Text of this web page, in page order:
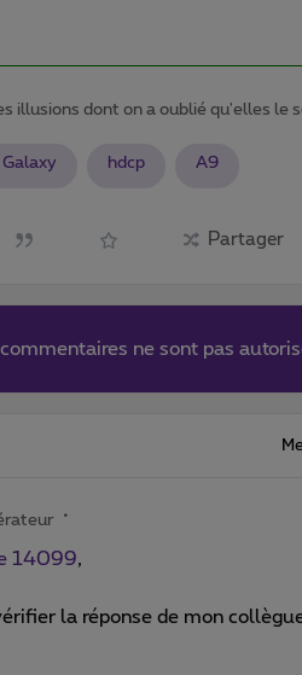
illusions dont on a oublié qu'elles le
Galaxy hdcp A9
Partager
commentaires ne sont pas
14099,
la réponse de mon